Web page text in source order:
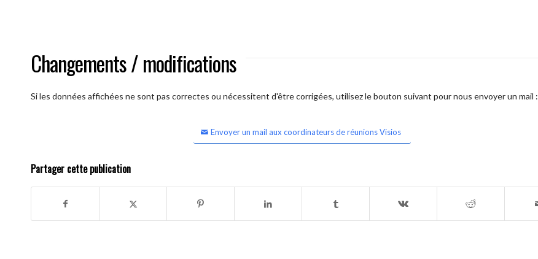
Changements / modifications
Si les données affichées ne sont pas correctes ou nécessitent d'être corrigées, utilisez le bouton suivant pour nous envoyer un mail :
Envoyer un mail aux coordinateurs de réunions Visios
Partager cette publication